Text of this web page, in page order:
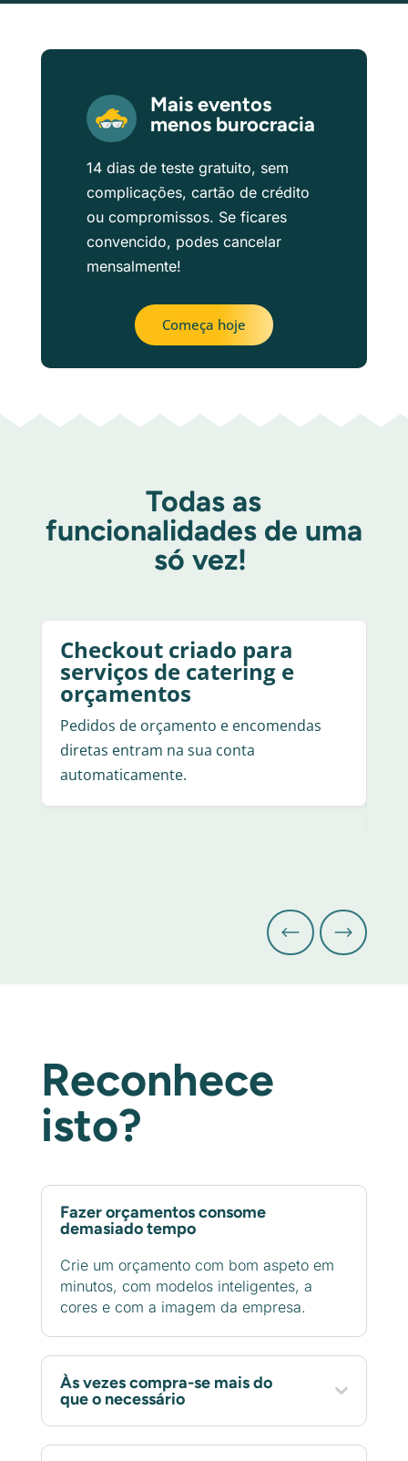
Mais eventos
menos burocracia
14 dias de teste gratuito, sem
complicações, cartão de crédito
ou compromissos. Se ficares
convencido, podes cancelar
mensalmente!
Começa hoje
Todas as
funcionalidades de uma
só vez!
Checkout criado para
serviços de catering e
orçamentos
Pedidos de orçamento e encomendas
diretas entram na sua conta
automaticamente.
Reconhece
isto?
Fazer orçamentos consome
demasiado tempo
Crie um orçamento com bom aspeto em
minutos, com modelos inteligentes, a
cores e com a imagem da empresa.
Às vezes compra-se mais do
que o necessário